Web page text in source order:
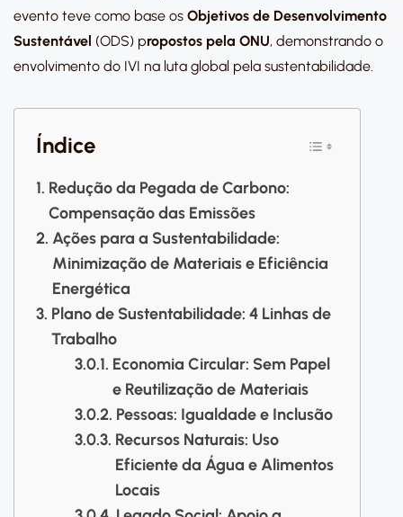
evento teve como base os Objetivos de Desenvolvimento
Sustentável (ODS) propostos pela ONU, demonstrando o
envolvimento do IVI na luta global pela sustentabilidade.
Índice
Redução da Pegada de Carbono:
Compensação das Emissões
Ações para a Sustentabilidade:
Minimização de Materiais e Eficiência
Energética
Plano de Sustentabilidade: 4 Linhas de
Trabalho
Economia Circular: Sem Papel
e Reutilização de Materiais
Pessoas: Igualdade e Inclusão
Recursos Naturais: Uso
Eficiente da Água e Alimentos
Locais